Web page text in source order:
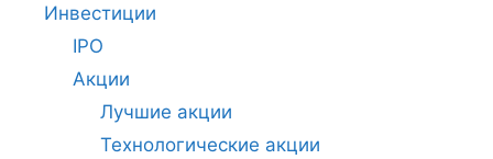
Инвестиции
IPO
Акции
Лучшие акции
Технологические акции